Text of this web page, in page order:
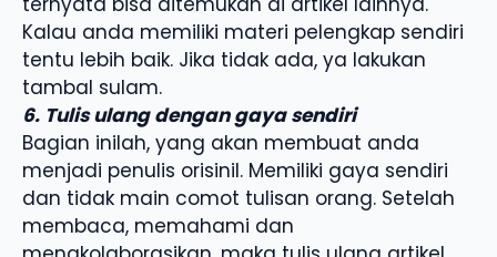
Kalau anda memiliki materi pelengkap sendiri
tentu lebih baik. Jika tidak ada, ya lakukan
tambal sulam.
6. Tulis ulang dengan gaya sendiri
Bagian inilah, yang akan membuat anda
menjadi penulis orisinil. Memiliki gaya sendiri
dan tidak main comot tulisan orang. Setelah
membaca, memahami dan